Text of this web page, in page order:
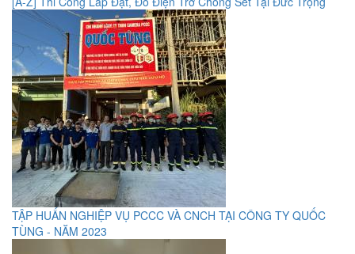
TẬP HUẤN NGHIỆP VỤ PCCC VÀ CNCH TẠI CÔNG TY QUỐC
TÙNG - NĂM 2023